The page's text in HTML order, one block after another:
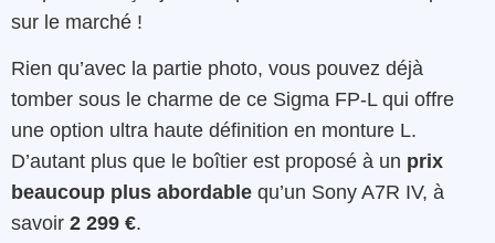
sur le marché !
Rien qu’avec la partie photo, vous pouvez déjà
tomber sous le charme de ce Sigma FP-L qui offre
une option ultra haute définition en monture L.
D’autant plus que le boîtier est proposé à un prix
beaucoup plus abordable qu’un Sony A7R IV, à
savoir 2 299 €.